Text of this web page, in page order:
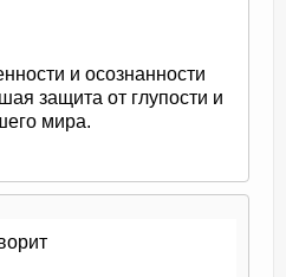
и осознанности
защита от глупости и
мира.